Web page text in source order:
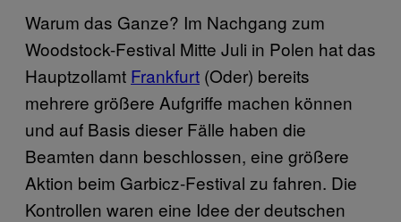
Warum das Ganze? Im Nachgang zum
Woodstock-Festival Mitte Juli in Polen hat das
Hauptzollamt Frankfurt (Oder) bereits
mehrere größere Aufgriffe machen können
und auf Basis dieser Fälle haben die
Beamten dann beschlossen, eine größere
Aktion beim Garbicz-Festival zu fahren. Die
Kontrollen waren eine Idee der deutschen